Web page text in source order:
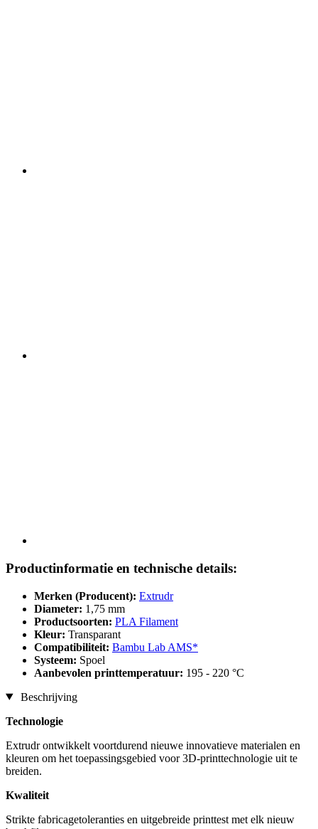
Productinformatie en technische details:
Merken (Producent): Extrudr
Diameter: 1,75 mm
Productsoorten: PLA Filament
Kleur: Transparant
Compatibiliteit: Bambu Lab AMS*
Systeem: Spoel
Aanbevolen printtemperatuur: 195 - 220 °C
Beschrijving
Technologie
Extrudr ontwikkelt voortdurend nieuwe innovatieve materialen en
kleuren om het toepassingsgebied voor 3D-printtechnologie uit te
breiden.
Kwaliteit
Strikte fabricagetoleranties en uitgebreide printtest met elk nieuw